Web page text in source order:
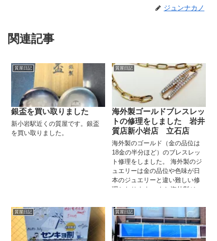
ジュンナカノ
関連記事
質屋日記
銀盃を買い取りました
新小岩駅近くの質屋です。銀盃
を買い取りました。
質屋日記
海外製ゴールドブレスレッ
トの修理をしました 岩井
質店新小岩店 立石店
海外製のゴールド（金の品位は
18金の半分ほど）のブレスレッ
ト修理をしました。 海外製のジ
ュエリーは金の品位や色味が日
本のジュエリーと違い難しい修
理となります。 もし海外製ジュ
岩井質店...
質屋日記 質屋日記